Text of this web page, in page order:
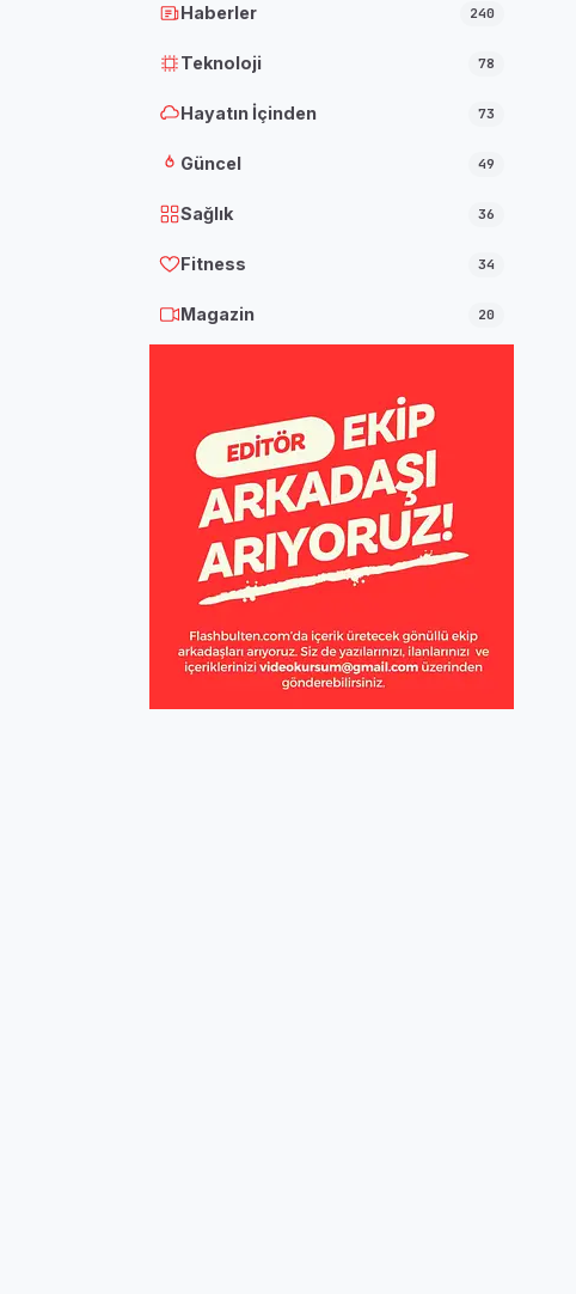
Haberler 240
Teknoloji 78
Hayatın İçinden 73
Güncel 49
Sağlık 36
Fitness 34
Magazin 20